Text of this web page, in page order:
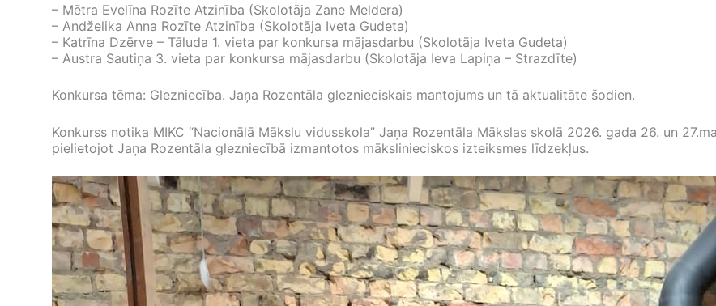
– Mētra Evelīna Rozīte Atzinība (Skolotāja Zane Meldera)
– Andželika Anna Rozīte Atzinība (Skolotāja Iveta Gudeta)
– Katrīna Dzērve – Tāluda 1. vieta par konkursa mājasdarbu (Skolotāja Iveta Gudeta)
– Austra Sautiņa 3. vieta par konkursa mājasdarbu (Skolotāja Ieva Lapiņa – Strazdīte)
Konkursa tēma: Glezniecība. Jaņa Rozentāla gleznieciskais mantojums un tā aktualitāte šodien.
Konkurss notika MIKC “Nacionālā Mākslu vidusskola” Jaņa Rozentāla Mākslas skolā 2026. gada 26. un
pielietojot Jaņa Rozentāla glezniecībā izmantotos mākslinieciskos izteiksmes līdzekļus.